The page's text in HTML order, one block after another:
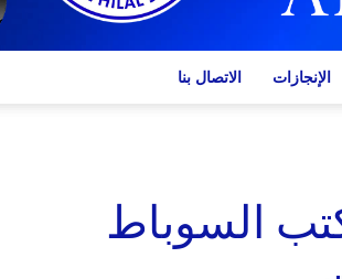
الاتصال بنا الإنجازات
السوباط